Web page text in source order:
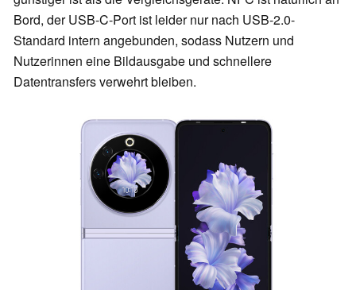
Bord, der USB-C-Port ist leider nur nach USB-2.0-
Standard intern angebunden, sodass Nutzern und
Nutzerinnen eine Bildausgabe und schnellere
Datentransfers verwehrt bleiben.